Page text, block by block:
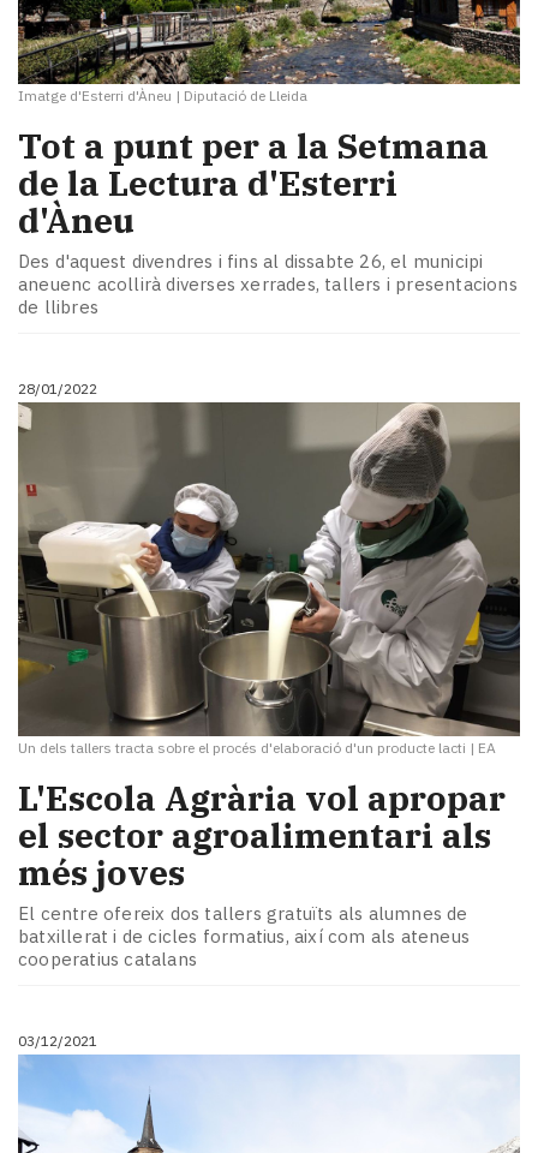
Imatge d'Esterri d'Àneu | Diputació de Lleida
Tot a punt per a la Setmana
de la Lectura d'Esterri
d'Àneu
Des d'aquest divendres i fins al dissabte 26, el municipi
aneuenc acollirà diverses xerrades, tallers i presentacions
de llibres
28/01/2022
Un dels tallers tracta sobre el procés d'elaboració d'un producte lacti | EA
L'Escola Agrària vol apropar
el sector agroalimentari als
més joves
El centre ofereix dos tallers gratuïts als alumnes de
batxillerat i de cicles formatius, així com als ateneus
cooperatius catalans
03/12/2021